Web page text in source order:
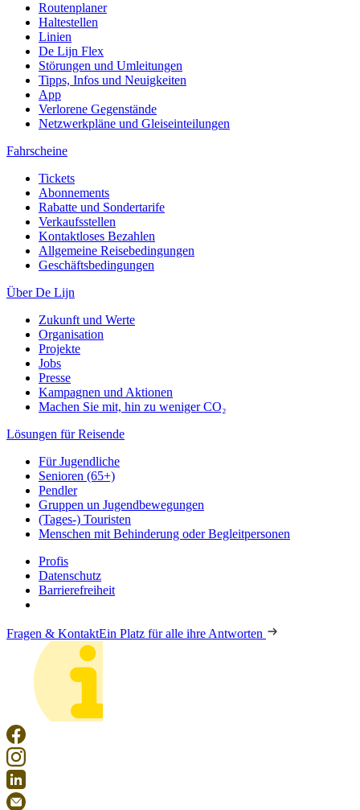
Routenplaner
Haltestellen
Linien
De Lijn Flex
Störungen und Umleitungen
Tipps, Infos und Neuigkeiten
App
Verlorene Gegenstände
Netzwerkpläne und Gleiseinteilungen
Fahrscheine
Tickets
Abonnements
Rabatte und Sondertarife
Verkaufsstellen
Kontaktloses Bezahlen
Allgemeine Reisebedingungen
Geschäftsbedingungen
Über De Lijn
Zukunft und Werte
Organisation
Projekte
Jobs
Presse
Kampagnen und Aktionen
Machen Sie mit, hin zu weniger CO₂
Lösungen für Reisende
Für Jugendliche
Senioren (65+)
Pendler
Gruppen un Jugendbewegungen
(Tages-) Touristen
Menschen mit Behinderung oder Begleitpersonen
Profis
Datenschutz
Barrierefreiheit
Fragen & KontaktEin Platz für alle ihre Antworten